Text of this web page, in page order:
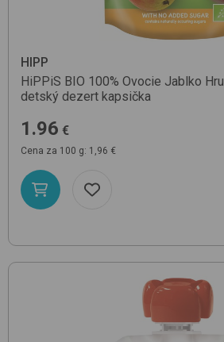
HIPP
HiPPiS BIO 100% Ovocie Jablko
detský dezert kapsička
1.96 €
Cena za 100 g: 1,96 €